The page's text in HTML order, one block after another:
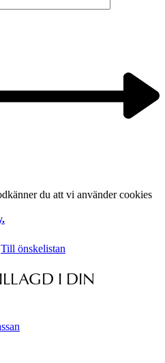
du att vi använder cookies
Till önskelistan
I DIN